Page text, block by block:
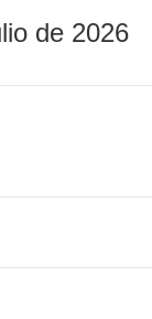
de 2026